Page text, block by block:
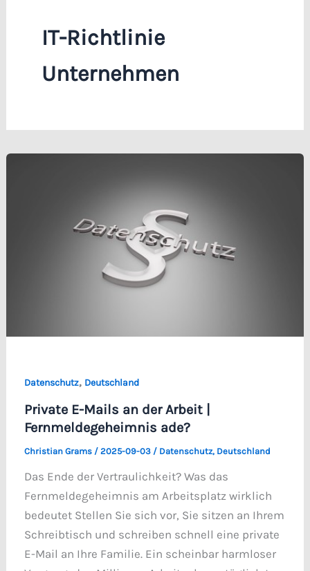
IT-Richtlinie
Unternehmen
Datenschutz, Deutschland
Private E-Mails an der Arbeit |
Fernmeldegeheimnis ade?
Christian Grams / 2025-09-03 / Datenschutz, Deutschland
Das Ende der Vertraulichkeit? Was das
Fernmeldegeheimnis am Arbeitsplatz wirklich
bedeutet Stellen Sie sich vor, Sie sitzen an Ihrem
Schreibtisch und schreiben schnell eine private
E-Mail an Ihre Familie. Ein scheinbar harmloser